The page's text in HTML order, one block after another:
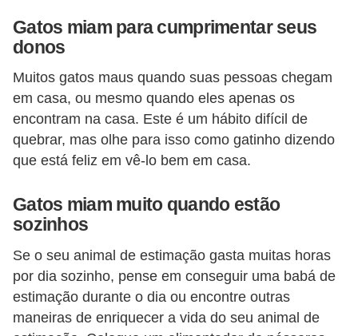
Gatos miam para cumprimentar seus
donos
Muitos gatos maus quando suas pessoas chegam
em casa, ou mesmo quando eles apenas os
encontram na casa. Este é um hábito difícil de
quebrar, mas olhe para isso como gatinho dizendo
que está feliz em vê-lo bem em casa.
Gatos miam muito quando estão
sozinhos
Se o seu animal de estimação gasta muitas horas
por dia sozinho, pense em conseguir uma babá de
estimação durante o dia ou encontre outras
maneiras de enriquecer a vida do seu animal de
ã
s
,
c
a
h
o
r
r
o
s